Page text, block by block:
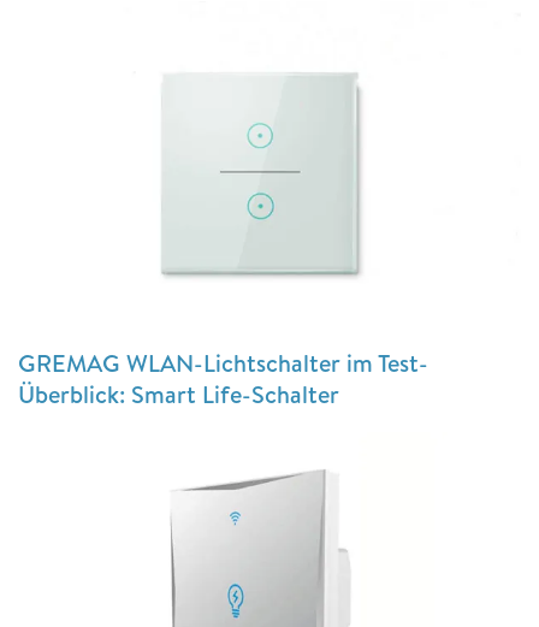
GREMAG WLAN-Lichtschalter im Test-
Überblick: Smart Life-Schalter